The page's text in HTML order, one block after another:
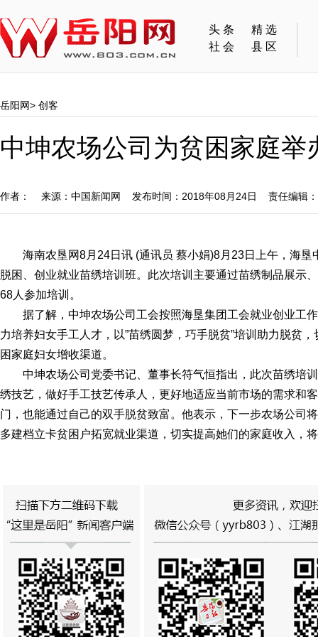
头条
精选
社会
县区
岳阳网> 创客
中坤农场公司为贫困家庭
作者： 来源：中国新闻网 发布时间：2018年08月24日 责任编辑：
海南农垦网8月24日讯 (通讯员 蔡小娟)8月23日上午，海
脱困、创业就业苗绣培训班。此次培训主要通过苗绣制品展示
68人参加培训。
据了解，中坤农场公司工会按照海垦集团工会就业创业工
力培养妇女手工人才，以”苗绣圆梦，巧手脱贫”培训助力脱贫
困家庭妇女增收渠道。
中坤农场公司党委书记、董事长符气恒指出，此次苗绣培
绣技艺，做好手工技艺传承人，更好地适应当前市场的需求和
门，也能通过自己的双手脱贫致富。他表示，下一步农场公司
多建档立卡贫困户拓宽就业渠道，切实提高她们的家庭收入，